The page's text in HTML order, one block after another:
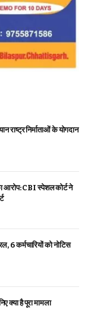
राष्ट्र निर्माताओं के योगदान
आरोप: CBI स्पेशल कोर्ट ने
6 कर्मचारियों को नोटिस
क्या है पूरा मामला